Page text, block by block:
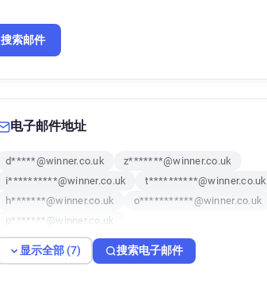
搜索邮件
电子邮件地址
d*****@winner.co.uk
z*******@winner.co.uk
i**********@winner.co.uk
t**********@winner.co.uk
h*******@winner.co.uk
o***********@winner.co.uk
p*******@winner.co.uk
显示全部 (7) 搜索电子邮件